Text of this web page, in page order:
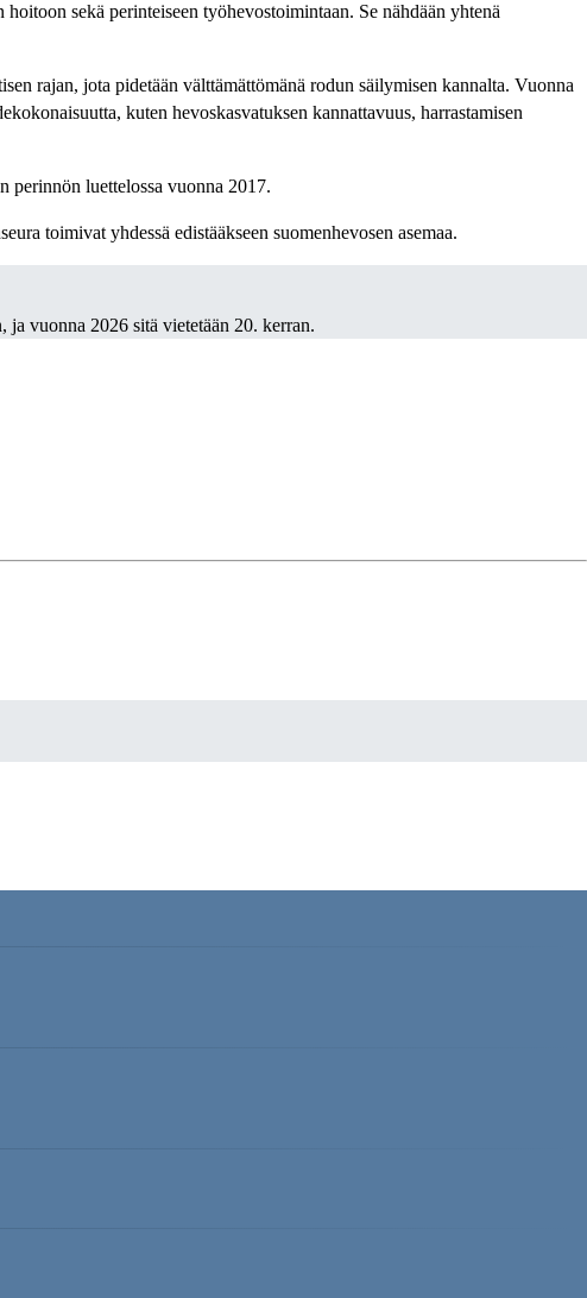
sekä perinteiseen työhevostoimintaan. Se nähdään yhtenä
rajan, jota pidetään välttämättömänä rodun säilymisen kannalta. Vuonna
kuten hevoskasvatuksen kannattavuus, harrastamisen
perinnön luettelossa vuonna 2017.
toimivat yhdessä edistääkseen suomenhevosen asemaa.
ja vuonna 2026 sitä vietetään 20. kerran.